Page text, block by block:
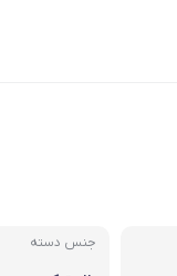
جنس دسته